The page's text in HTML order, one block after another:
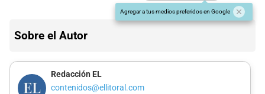
Agregar a tus medios preferidos en Google
Sobre el Autor
Redacción EL
contenidos@ellitoral.com